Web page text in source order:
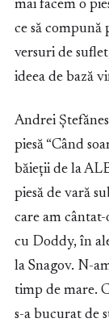
mai facem o
ce să compună
versuri de
ideea de bază
Andrei
piesă “Când
băieții de la
piesă de vară
care am
cu Doddy, în
la Snagov. N-
timp de mare.
s-a bucurat de